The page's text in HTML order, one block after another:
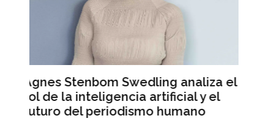
el
y el
Mercado Libre registra ingresos
récord pero sus acciones caen
Wall Street